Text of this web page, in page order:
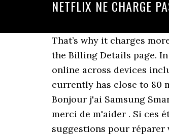
NETFLIX NE CHARGE
That’s why it charges
the Billing Details page.
online across devices
currently has close to 80
Bonjour j'ai Samsung
merci de m'aider . Si ces
suggestions pour réparer